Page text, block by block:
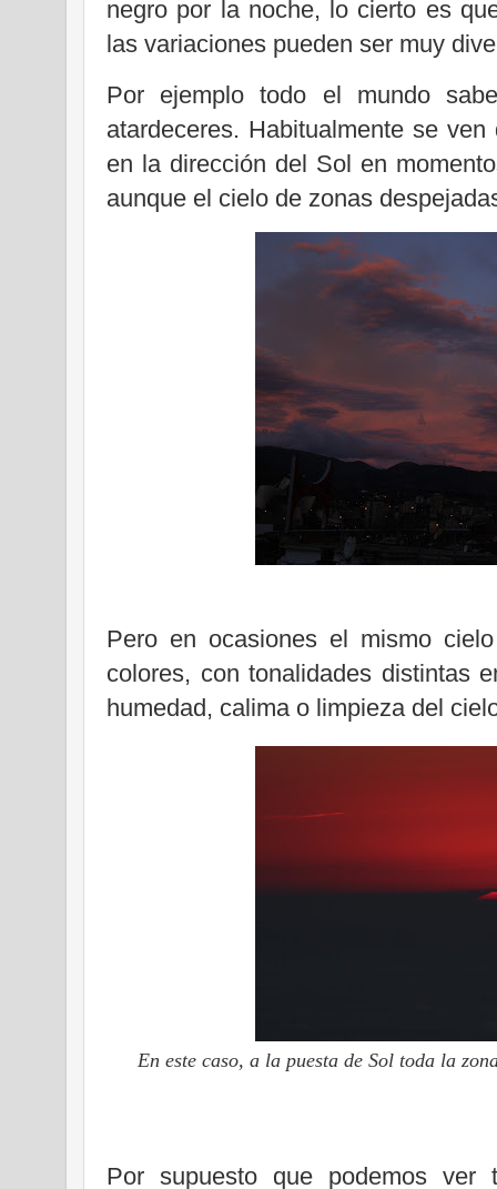
negro por la noche, lo cierto es
las variaciones pueden ser muy
Por ejemplo todo el mundo
atardeceres. Habitualmente se
en la dirección del Sol en
aunque el cielo de zonas
Pero en ocasiones el mismo
colores, con tonalidades distintas
humedad, calima o limpieza del
En este caso, a la puesta de Sol toda la
Por supuesto que podemos